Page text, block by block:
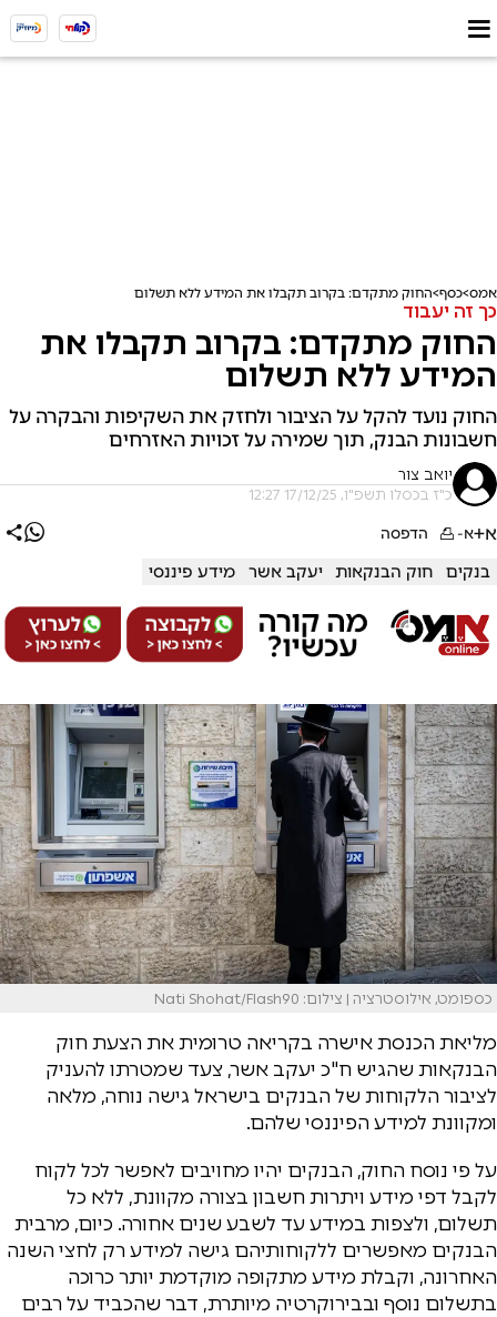
אמס כסף החוק מתקדם: בקרוב תקבלו את המידע ללא תשלום
כך זה יעבוד
החוק מתקדם: בקרוב תקבלו את
המידע ללא תשלום
החוק נועד להקל על הציבור ולחזק את השקיפות והבקרה על
חשבונות הבנק, תוך שמירה על זכויות האזרחים
יואב צור
כ"ז בכסלו תשפ"ו, 17/12/25 12:27
א+א- הדפסה
בנקים חוק הבנקאות יעקב אשר מידע פיננסי
כספומט, אילוסטרציה | צילום: Nati Shohat/Flash90
מליאת הכנסת אישרה בקריאה טרומית את הצעת חוק
הבנקאות שהגיש ח"כ יעקב אשר, צעד שמטרתו להעניק
לציבור הלקוחות של הבנקים בישראל גישה נוחה, מלאה
ומקוונת למידע הפיננסי שלהם.
על פי נוסח החוק, הבנקים יהיו מחויבים לאפשר לכל לקוח
לקבל דפי מידע ויתרות חשבון בצורה מקוונת, ללא כל
תשלום, ולצפות במידע עד לשבע שנים אחורה. כיום, מרבית
הבנקים מאפשרים ללקוחותיהם גישה למידע רק לחצי השנה
האחרונה, וקבלת מידע מתקופה מוקדמת יותר כרוכה
בתשלום נוסף ובבירוקרטיה מיותרת, דבר שהכביד על רבים